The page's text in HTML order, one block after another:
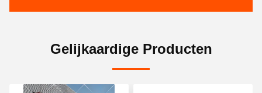
Gelijkaardige Producten